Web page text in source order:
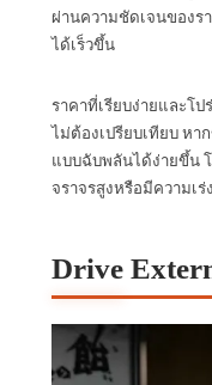
ผ่านความชัดเจนของ
ได้เร็วขึ้น
ราคาที่เรียบง่ายและโ
ไม่ต้องเปรียบเทียบ หา
แบบฉับพลันได้ง่ายขึ้น
จราจรสูงหรือมีความเร่
Drive